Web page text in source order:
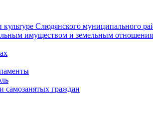
Слюдянского муниципального
имуществом и земельным
граждан